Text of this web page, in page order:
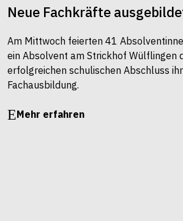
Neue Fachkräfte
Am Mittwoch feierten 41
ein Absolvent am Strickhof Wülflingen
erfolgreichen schulischen Abschluss
Fachausbildung.
Mehr erfahren